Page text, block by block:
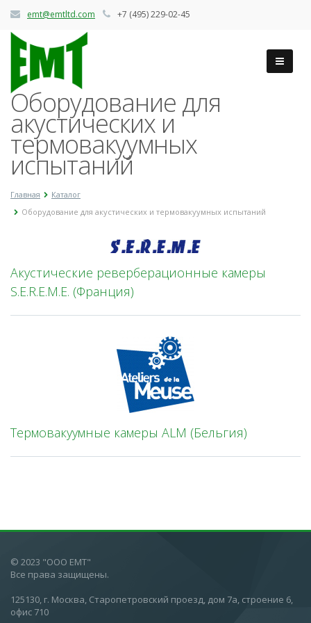
emt@emtltd.com +7 (495) 229-02-45
Оборудование для
акустических и
термовакуумных
испытаний
Главная
Каталог
Оборудование для акустических и термовакуумных испытаний
Акустические реверберационные камеры
S.E.R.E.M.E. (Франция)
Термовакуумные камеры ALM (Бельгия)
© 2023 "ООО ЕМТ"
Все права защищены.
125130, г. Москва, Старопетровский проезд, дом 7а, строение 6,
офис 710